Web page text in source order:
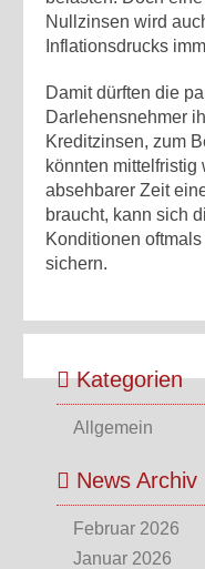
Nullzinsen wird
Inflationsdrucks
Damit dürften die
Darlehensnehmer
Kreditzinsen, zum
könnten
absehbarer Zeit
braucht, kann sich
Konditionen
sichern.
Kategorien
Allgemein
News Archiv
Februar 2026
Januar 2026